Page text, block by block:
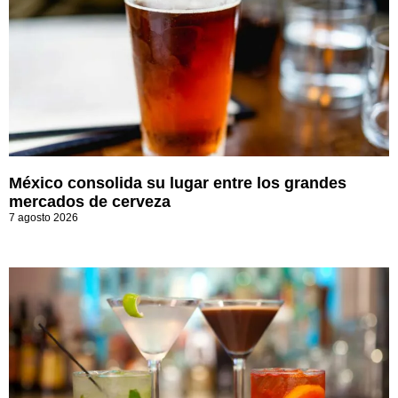
México consolida su lugar entre los grandes
mercados de cerveza
7 agosto 2026